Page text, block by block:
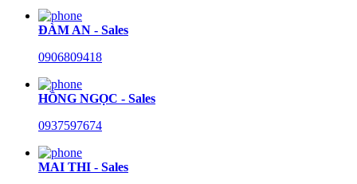
ĐÀM AN - Sales
0906809418
HỒNG NGỌC - Sales
0937597674
MAI THI - Sales